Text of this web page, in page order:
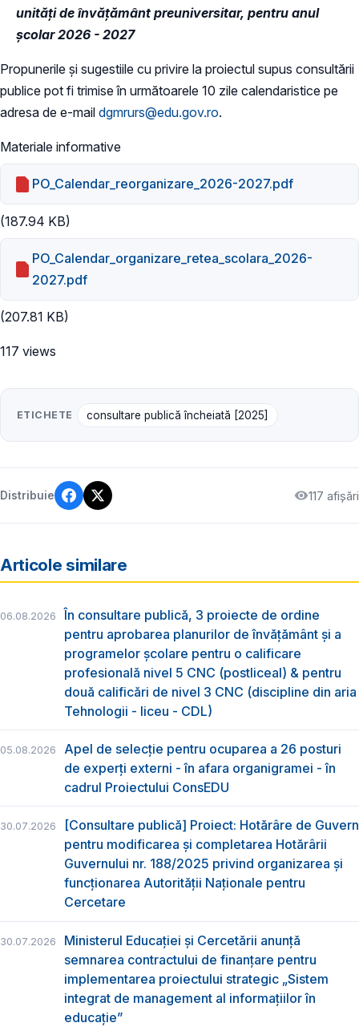
unități de învățământ preuniversitar, pentru anul
școlar 2026 - 2027
Propunerile și sugestiile cu privire la proiectul supus consultării
publice pot fi trimise în următoarele 10 zile calendaristice pe
adresa de e-mail dgmrurs@edu.gov.ro.
Materiale informative
PO_Calendar_reorganizare_2026-2027.pdf
(187.94 KB)
PO_Calendar_organizare_retea_scolara_2026-
2027.pdf
(207.81 KB)
117 views
ETICHETE consultare publică încheiată [2025]
Distribuie 117 afișări
Articole similare
06.08.2026
În consultare publică, 3 proiecte de ordine
pentru aprobarea planurilor de învățământ și a
programelor școlare pentru o calificare
profesională nivel 5 CNC (postliceal) & pentru
două calificări de nivel 3 CNC (discipline din aria
Tehnologii - liceu - CDL)
05.08.2026
Apel de selecție pentru ocuparea a 26 posturi
de experți externi - în afara organigramei - în
cadrul Proiectului ConsEDU
30.07.2026
[Consultare publică] Proiect: Hotărâre de Guvern
pentru modificarea și completarea Hotărârii
Guvernului nr. 188/2025 privind organizarea şi
funcţionarea Autorităţii Naţionale pentru
Cercetare
30.07.2026
Ministerul Educației și Cercetării anunță
semnarea contractului de finanțare pentru
implementarea proiectului strategic „Sistem
integrat de management al informațiilor în
educație”